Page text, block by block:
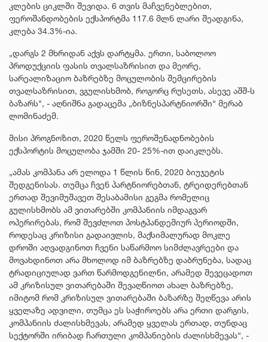
კლების ციკლში შევიდა. 6 თვის მაჩვენებლებით,
ფეროშანდობების ექსპორტმა 117.6 მლნ ლარი შეადგინა,
კლება 34.3%-ია.
„დარგს 2 მხრიდან აქვს დარტყმა. ერთი, საბოლოო
პროდუქციის ფასის თვალსაზრისით და მეორე,
სარეალიზაციო ბაზრებზე მოცულობის შემცირების
თვალსაზრისით, ვგულისხმობ, როგორც რუსეთს, ასევე აშშ-ს
ბაზარს", - აღნიშნა გადაცემა „ბიზნესპარტნიორში“ მერაბ
ლომინაძემ.
მისი პროგნოზით, 2020 წელს ფეროშენადნობების
ექსპორტის მოცულობა ჯამში 20- 25%-ით დაიკლებს.
„ამას კომპანა არ ელოდა 1 წლის წინ, 2020 ბიუჯეტის
შედგენისას. თუმცა ჩვენ პარტნიორებთან, ტრეიდერებთან
ერთად შევიმუშავეთ შესაბამისი გეგმა რომელიც
გულისხმობს ამ ვითარებში კომპანიის იმდაგვარ
ოპერირებას, რომ შევძლოთ პოსტპანდემიურ პერიოდში,
როდესაც კრიზისი გადაივლის, მაქსიმალურად მოკლე
დროში აღვადგინოთ ჩვენი საწარმოო სიმძლავრეები და
მოვახდინოთ არა მხოლოდ იმ ბაზრებზე დაბრუნება, სადაც
ტრადიციულად ვართ წარმოდგენილნი, არამედ შევეცადოთ
ამ კრიზისულ ვითარებაში შევაღწიოთ ახალ ბაზრებზე,
იმიტომ რომ კრიზისულ ვითარებაში ბაზარზე შეღწევა არის
ყველაზე ადვილი, თუმცა ეს საჭიროებს არა ერთი დარგის,
კომპანიის ძალისხმევას, არამედ ყველას ერთად, თუნდაც
სექტორში ირიბად ჩართული კომპანიების ძალისხმევას“, -